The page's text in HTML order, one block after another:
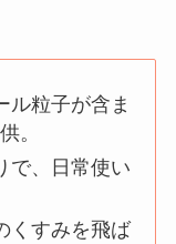
ル粒子が含ま
。
で、日常使い
くすみを飛ば